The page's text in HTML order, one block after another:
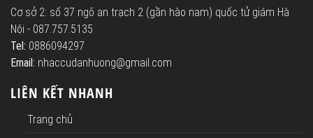
Cơ sở 2: số 37 ngõ an trạch 2 (gần hào nam) quốc tử giám Hà
Nội - 087.757.5135
Tel: 0886094297
Email: nhaccudanhuong@gmail.com
LIÊN KẾT NHANH
Trang chủ